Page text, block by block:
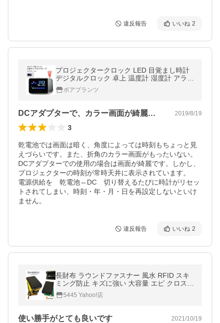
違反報告 いいね 2
プロジェクタークロック LED 目覚まし時計
デジタルクロック 卓上 温度計 湿度計 アラー
ム カレンダー 天気 5機能搭載 大画面 スタン
ドボアプランツ
DCアダプターで、カラー画面が綺麗です。 2019/8/19
3
乾電池では画面は暗く、角度によっては時刻もちょっと見
えづらいです。また、折角のカラー画面がもったいない。
DCアダプターでの使用の場合は画面が綺麗です。しかし、
プロジェクターの時刻が常時天井に表示されています。
電源供給を　乾電池⇔DC　切り替えるたびに時計がリセッ
トされてしまい、時刻・年・月・日を再設定しないといけ
ません。
違反報告 いいね 2
長財布 ラウンドファスナー 風水 RFID スキ
ミング防止 キズに強い 大容量 エピ クロス
フェイク レザー 風水 ブラック イエロー ブ
ラウン グリーン 爆買
5445 Yahoo!店
使い勝手がとても良いです 2021/10/19